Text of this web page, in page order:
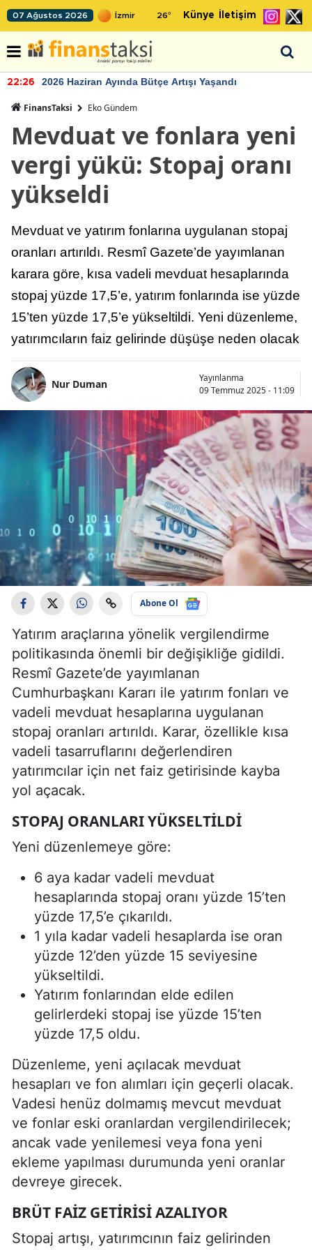
07 Ağustos 2026 26° Künye İletişim
22:26 2026 Haziran Ayında Bütçe Artışı Yaşandı
FinansTaksi Eko Gündem
Mevduat ve fonlara yeni
vergi yükü: Stopaj oranı
yükseldi
Mevduat ve yatırım fonlarına uygulanan stopaj
oranları artırıldı. Resmî Gazete’de yayımlanan
karara göre, kısa vadeli mevduat hesaplarında
stopaj yüzde 17,5’e, yatırım fonlarında ise yüzde
15’ten yüzde 17,5’e yükseltildi. Yeni düzenleme,
yatırımcıların faiz gelirinde düşüşe neden olacak
Nur Duman
Yayınlanma
09 Temmuz 2025 - 11:09
Abone Ol
Yatırım araçlarına yönelik vergilendirme
politikasında önemli bir değişikliğe gidildi.
Resmî Gazete’de yayımlanan
Cumhurbaşkanı Kararı ile yatırım fonları ve
vadeli mevduat hesaplarına uygulanan
stopaj oranları artırıldı. Karar, özellikle kısa
vadeli tasarruflarını değerlendiren
yatırımcılar için net faiz getirisinde kayba
yol açacak.
STOPAJ ORANLARI YÜKSELTILDI
Yeni düzenlemeye göre:
6 aya kadar vadeli mevduat
hesaplarında stopaj oranı yüzde 15’ten
yüzde 17,5’e çıkarıldı.
1 yıla kadar vadeli hesaplarda ise oran
yüzde 12’den yüzde 15 seviyesine
yükseltildi.
Yatırım fonlarından elde edilen
gelirlerdeki stopaj ise yüzde 15’ten
yüzde 17,5 oldu.
Düzenleme, yeni açılacak mevduat
hesapları ve fon alımları için geçerli olacak.
Vadesi henüz dolmamış mevcut mevduat
ve fonlar eski oranlardan vergilendirilecek;
ancak vade yenilemesi veya fona yeni
ekleme yapılması durumunda yeni oranlar
devreye girecek.
BRÜT FAIZ GETIRISI AZALIYOR
Stopaj artışı, yatırımcının faiz gelirinden